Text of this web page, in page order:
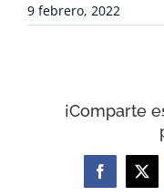
CONTACTO
9 febrero, 2022
¡Comparte
Facebook
X